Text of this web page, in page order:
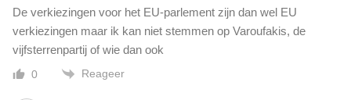
De verkiezingen voor het EU-parlement zijn dan wel EU
verkiezingen maar ik kan niet stemmen op Varoufakis, de
vijfsterrenpartij of wie dan ook
0 Reageer